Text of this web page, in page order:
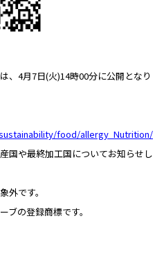
、4月7日(火)14時00分に公開となり
food/allergy_Nutrition/
国や最終加工国についてお知らせし
外です。
の登録商標です。